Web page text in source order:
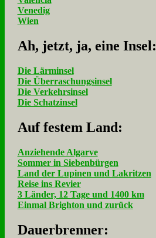
Venedig
Wien
Ah, jetzt, ja, ei­ne In­sel:
Die Lärminsel
Die Überraschungsinsel
Die Verkehrsinsel
Die Schatzinsel
Auf fe­stem Land:
Anziehende Algarve
Sommer in Siebenbürgen
Land der Lupinen und Lakritzen
Reise ins Revier
3 Länder, 12 Tage und 1400 km
Einmal Brighton und zurück
Dau­er­bren­ner: